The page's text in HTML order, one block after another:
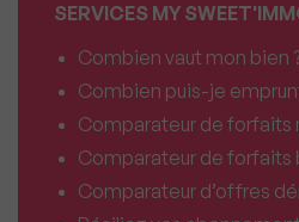
SERVICES MY
Combien vaut mon bien
Combien puis-je
Comparateur de forfaits
Comparateur de forfaits
Comparateur d’offres